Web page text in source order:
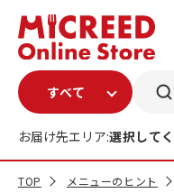
お届け先エリア:選択して
TOP メニューのヒント